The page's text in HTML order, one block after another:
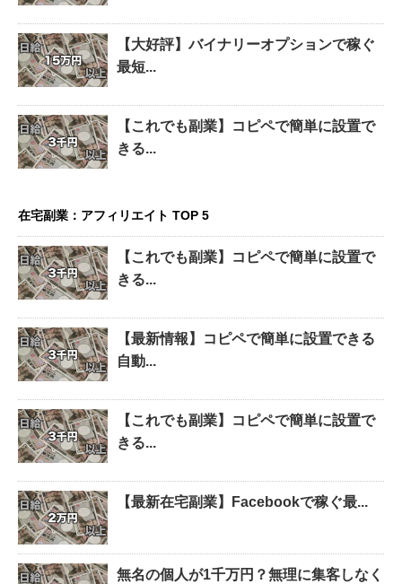
【大好評】バイナリーオプションで稼ぐ
最短...
【これでも副業】コピペで簡単に設置で
きる...
在宅副業：アフィリエイト TOP 5
【これでも副業】コピペで簡単に設置で
きる...
【最新情報】コピペで簡単に設置できる
自動...
【これでも副業】コピペで簡単に設置で
きる...
【最新在宅副業】Facebookで稼ぐ最...
無名の個人が1千万円？無理に集客しなく